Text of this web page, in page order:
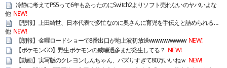
冷静に考えてPS5って6年もあったのにSwitch2よりソフト売れないのヤバいよな
他 NEW!
【悲報】上田綺世、日本代表で多忙なのに奥さんに育児を手伝えと詰められる…
他 NEW!
【朗報】金曜ロードショーで8番出口が地上波初放送wwwwwwwww NEW!
【ポケモンGO】野生ポケモンの威嚇過多まだ発生してる？ NEW!
【動画】実写版のクレヨンしんちゃん、バズりすぎて80万いいねｗ NEW!